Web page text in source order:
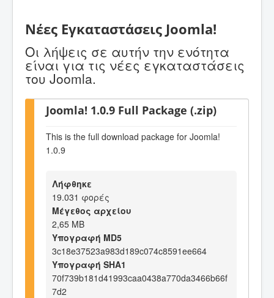
Νέες Εγκαταστάσεις Joomla!
Οι λήψεις σε αυτήν την ενότητα
είναι για τις νέες εγκαταστάσεις
του Joomla.
Joomla! 1.0.9 Full Package (.zip)
This is the full download package for Joomla!
1.0.9
Λήφθηκε
19.031 φορές
Μέγεθος αρχείου
2,65 MB
Υπογραφή MD5
3c18e37523a983d189c074c8591ee664
Υπογραφή SHA1
70f739b181d41993caa0438a770da3466b66f
7d2